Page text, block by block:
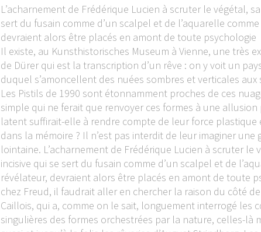
L’acharnement de Frédérique Lucien à scruter le végétal,
sert du fusain comme d’un scalpel et de l’aquarelle
devraient alors être placés en amont de toute psychologie
Il existe, au Kunsthistorisches Museum à Vienne, une très
de Dürer qui est la transcription d’un rêve : on y voit un
duquel s’amoncellent des nuées sombres et verticales
Les Pistils de 1990 sont étonnamment proches de ces
simple qui ne ferait que renvoyer ces formes à une
latent suffirait-elle à rendre compte de leur force plastique
dans la mémoire ? Il n’est pas interdit de leur imaginer une
lointaine. L’acharnement de Frédérique Lucien à scruter le
incisive qui se sert du fusain comme d’un scalpel et de
révélateur, devraient alors être placés en amont de toute
chez Freud, il faudrait aller en chercher la raison du côté
Caillois, qui a, comme on le sait, longuement interrogé les
singulières des formes orchestrées par la nature, celles-là